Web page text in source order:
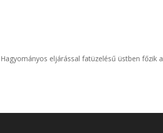
eljárással fatüzelésű üstben főzik a